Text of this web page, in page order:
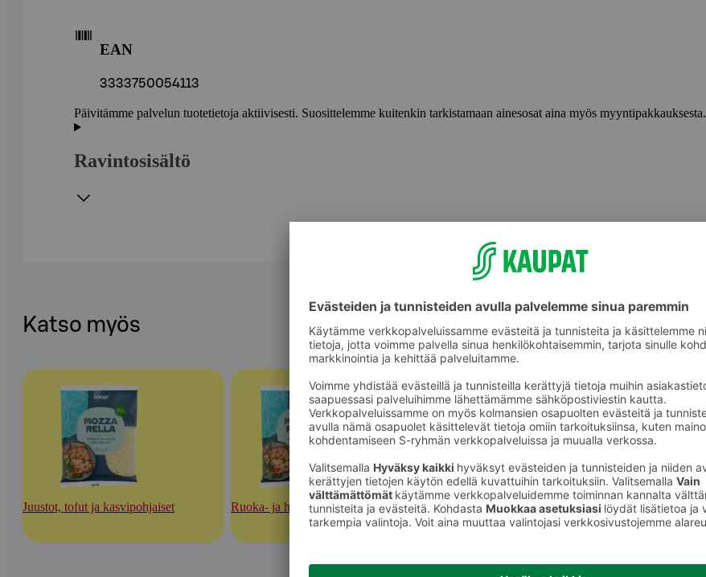
EAN
3333750054113
Päivitämme palvelun tuotetietoja aktiivisesti. Suosittelemme kuitenkin tarkistamaan ainesosat aina myös myyntipakkauksesta.
Ravintosisältö
Katso myös
Juustot, tofut ja kasvipohjaiset Ruoka- ja herkuttelujuustot Homejuustot